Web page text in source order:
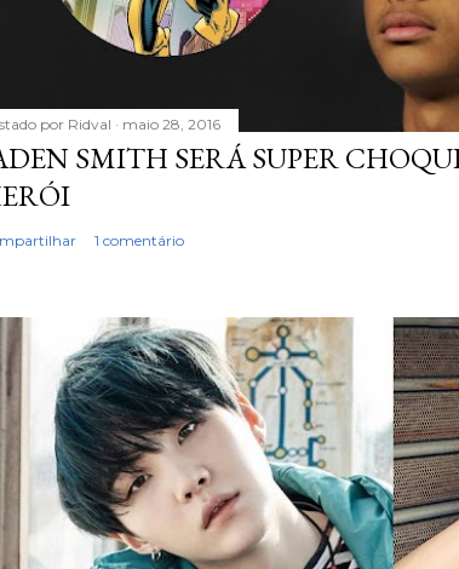
por Ridval maio 28, 2016
SMITH SERÁ SUPER
1 comentário